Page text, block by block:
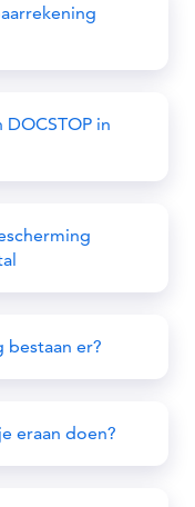
in
bestaan er?
eraan doen?